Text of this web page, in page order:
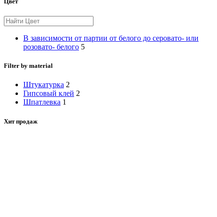
В зависимости от партии от белого до серовато- или
розовато- белого 5
Filter by material
Штукатурка 2
Гипсовый клей 2
Шпатлевка 1
Хит продаж